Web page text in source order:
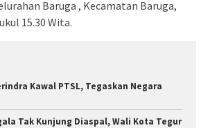
Baruga , Kecamatan Baruga,
15.30 Wita.
Kawal PTSL, Tegaskan Negara
Tak Kunjung Diaspal, Wali Kota Tegur